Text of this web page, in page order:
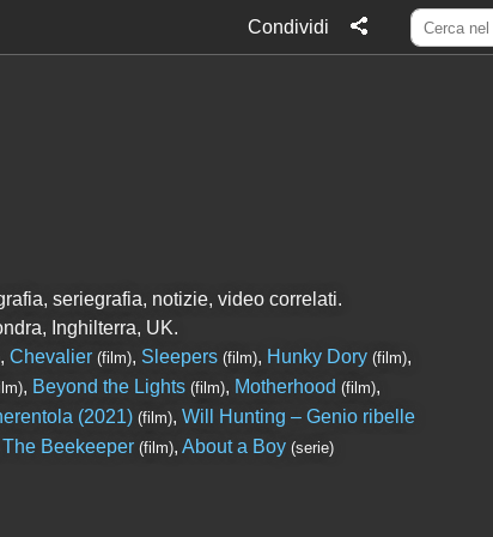
Condividi
seriegrafia, notizie, video correlati.
Inghilterra, UK.
, Chevalier (film), Sleepers (film), Hunky Dory (film),
, Beyond the Lights (film), Motherhood (film),
(2021) (film), Will Hunting – Genio ribelle
The Beekeeper (film), About a Boy (serie)